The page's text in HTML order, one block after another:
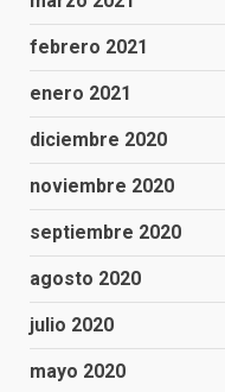
febrero 2021
enero 2021
diciembre 2020
noviembre 2020
septiembre 2020
agosto 2020
julio 2020
mayo 2020